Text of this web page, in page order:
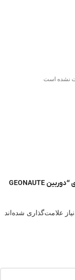
نشده است
اولین نفری باشید که دیدگاهی را ارسال می کنید برای “دوربین GEONAUTE
علامت‌گذاری شده‌اند